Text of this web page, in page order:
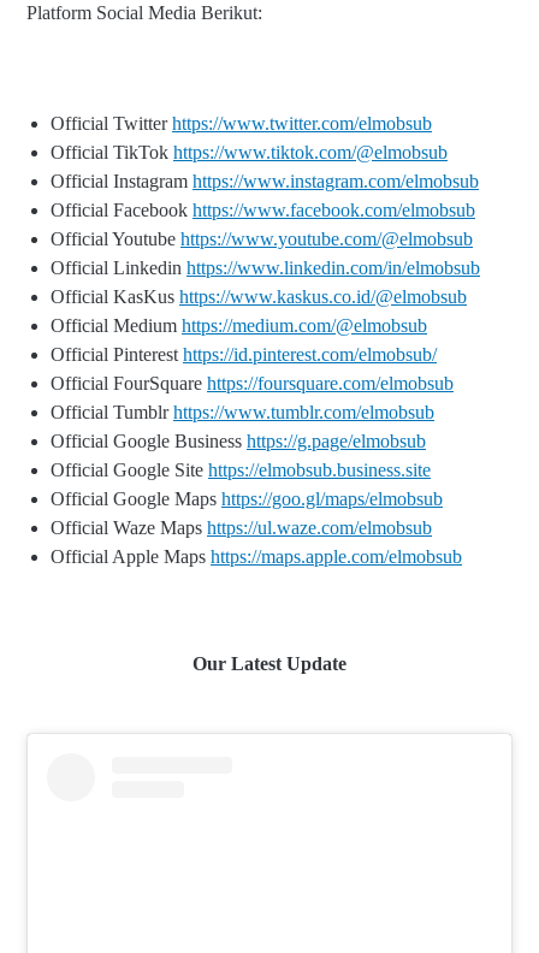
Platform Social Media Berikut:
Official Twitterhttps://www.twitter.com/elmobsub
Official TikTok https://www.tiktok.com/@elmobsub
Official Instagram https://www.instagram.com/elmobsub
Official Facebook https://www.facebook.com/elmobsub
Official Youtube https://www.youtube.com/@elmobsub
Official Linkedin https://www.linkedin.com/in/elmobsub
Official KasKus https://www.kaskus.co.id/@elmobsub
Official Medium https://medium.com/@elmobsub
Official Pinterest https://id.pinterest.com/elmobsub/
Official FourSquare https://foursquare.com/elmobsub
Official Tumblrhttps://www.tumblr.com/elmobsub
Official Google Business https://g.page/elmobsub
Official Google Site https://elmobsub.business.site
Official Google Maps https://goo.gl/maps/elmobsub
Official Waze Maps https://ul.waze.com/elmobsub
Official Apple Maps https://maps.apple.com/elmobsub
Our Latest Update